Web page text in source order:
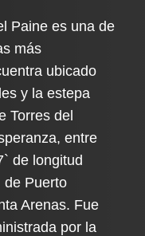
Paine es una de
más
ubicado
y la estepa
Torres del
entre
de longitud
de Puerto
Arenas. Fue
por la